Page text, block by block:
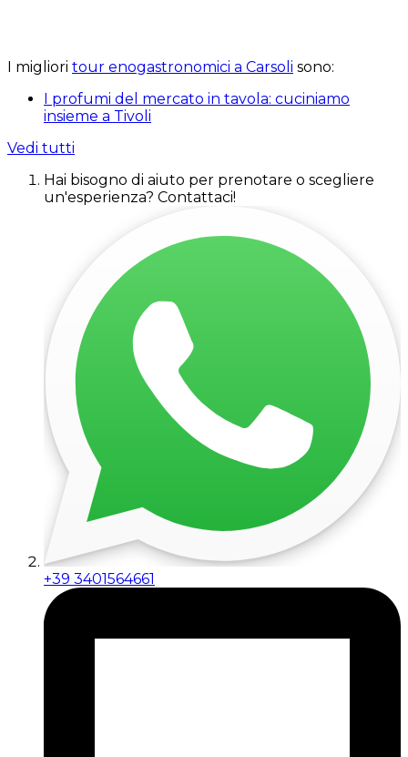
I migliori tour enogastronomici a Carsoli sono:
I profumi del mercato in tavola: cuciniamo
insieme a Tivoli
Vedi tutti
Hai bisogno di aiuto per prenotare o scegliere
un'esperienza? Contattaci!
+39 3401564661